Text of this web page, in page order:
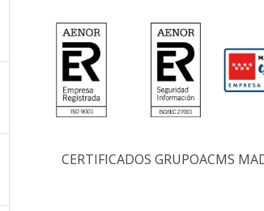
CERTIFICADOS GRUPOACMS